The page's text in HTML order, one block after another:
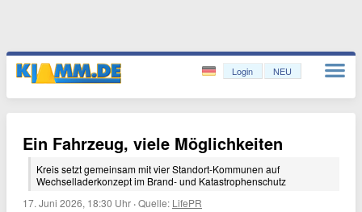
Login NEU
Ein Fahrzeug, viele Möglichkeiten
Kreis setzt gemeinsam mit vier Standort-Kommunen auf
Wechselladerkonzept im Brand- und Katastrophenschutz
17. Juni 2026, 18:30 Uhr ·Quelle: LifePR